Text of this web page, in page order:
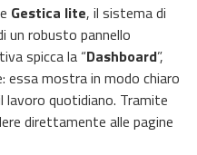
Gestica lite, il sistema di
robusto pannello
spicca la “Dashboard”,
essa mostra in modo chiaro
quotidiano. Tramite
direttamente alle pagine